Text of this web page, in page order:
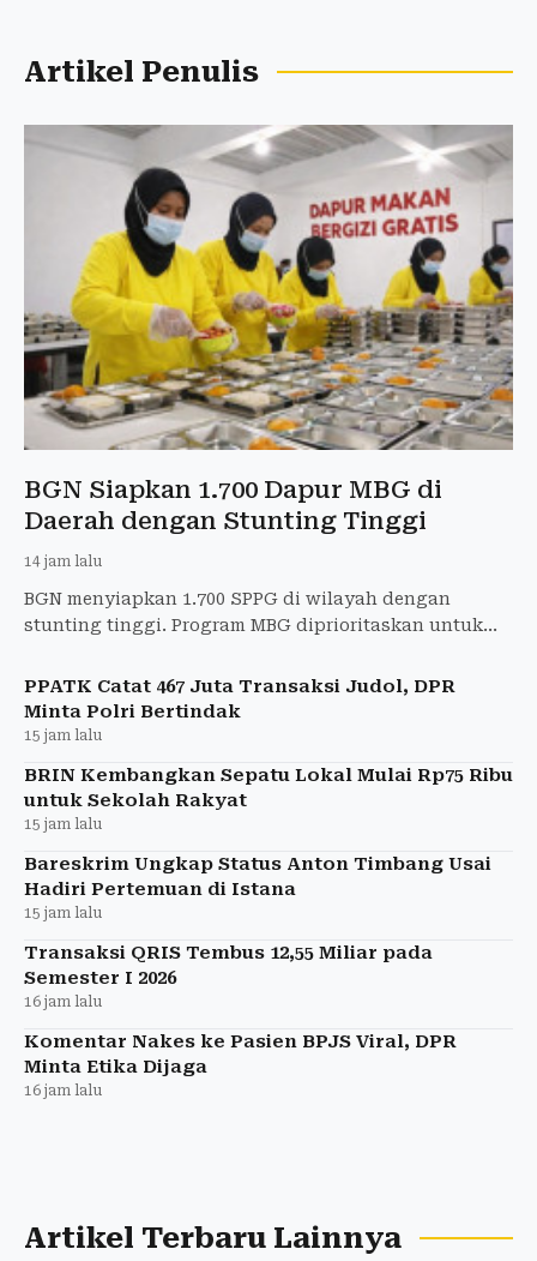
Artikel Penulis
BGN Siapkan 1.700 Dapur MBG di
Daerah dengan Stunting Tinggi
14 jam lalu
BGN menyiapkan 1.700 SPPG di wilayah dengan
stunting tinggi. Program MBG diprioritaskan untuk
PPATK Catat 467 Juta Transaksi Judol, DPR
Minta Polri Bertindak
15 jam lalu
BRIN Kembangkan Sepatu Lokal Mulai Rp75 Ribu
untuk Sekolah Rakyat
15 jam lalu
Bareskrim Ungkap Status Anton Timbang Usai
Hadiri Pertemuan di Istana
15 jam lalu
Transaksi QRIS Tembus 12,55 Miliar pada
Semester I 2026
16 jam lalu
Komentar Nakes ke Pasien BPJS Viral, DPR
Minta Etika Dijaga
16 jam lalu
Artikel Terbaru Lainnya